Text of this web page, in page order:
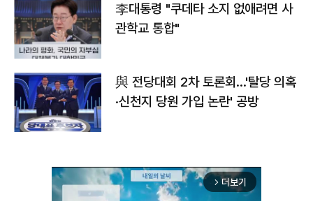
李대통령 "쿠데타 소지 없애려면 사
관학교 통합"
與 전당대회 2차 토론회…'탈당 의혹
·신천지 당원 가입 논란' 공방
arrow_forward_ios 더보기